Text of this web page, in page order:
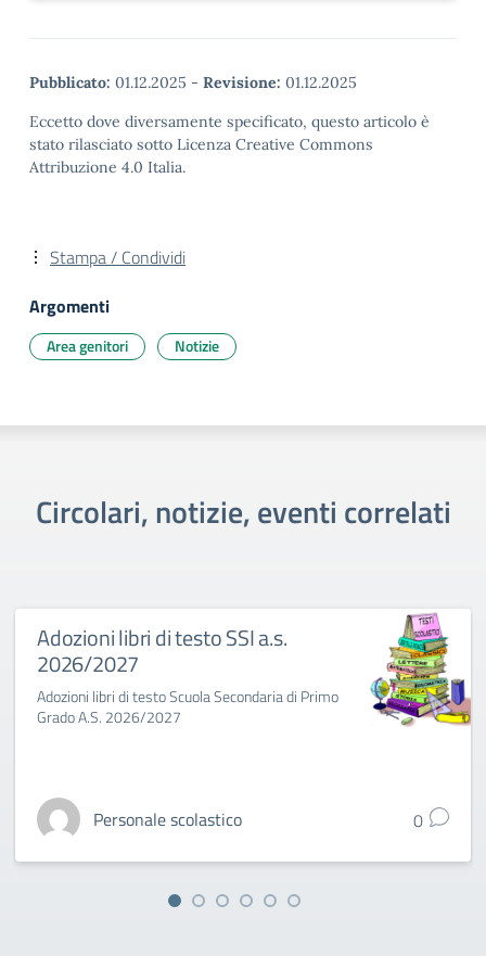
Pubblicato: 01.12.2025 - Revisione: 01.12.2025
Eccetto dove diversamente specificato, questo articolo è
stato rilasciato sotto Licenza Creative Commons
Attribuzione 4.0 Italia.
Stampa / Condividi
Argomenti
Area genitori Notizie
Circolari, notizie, eventi correlati
Adozioni libri di testo SSI a.s.
2026/2027
Adozioni libri di testo Scuola Secondaria di Primo
Grado A.S. 2026/2027
Personale scolastico 0